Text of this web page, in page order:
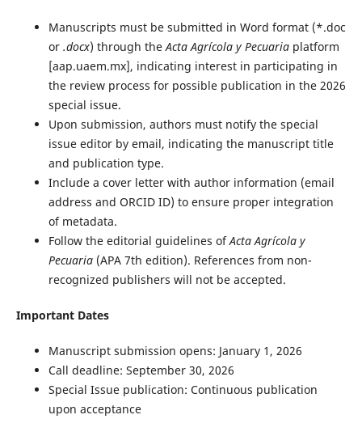
Manuscripts must be submitted in Word format (*.doc
or .docx) through theActa Agrícola y Pecuariaplatform
[aap.uaem.mx], indicating interest in participating in
the review process for possible publication in the 2026
special issue.
Upon submission, authors must notify the special
issue editor by email, indicating the manuscript title
and publication type.
Include a cover letter with author information (email
address and ORCID ID) to ensure proper integration
of metadata.
Follow the editorial guidelines ofActa Agrícola y
Pecuaria(APA 7th edition). References from non-
recognized publishers will not be accepted.
Important Dates
Manuscript submission opens: January 1, 2026
Call deadline: September 30, 2026
Special Issue publication: Continuous publication
upon acceptance